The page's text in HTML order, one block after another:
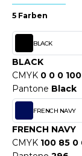
-
COOL
5 Farben
BLACK
BLACK
CMYK 0 0 0 100
Pantone Black
FRENCH NAVY
FRENCH NAVY
CMYK 100 85 0